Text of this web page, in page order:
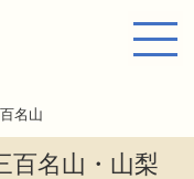
名山
百名山・山梨